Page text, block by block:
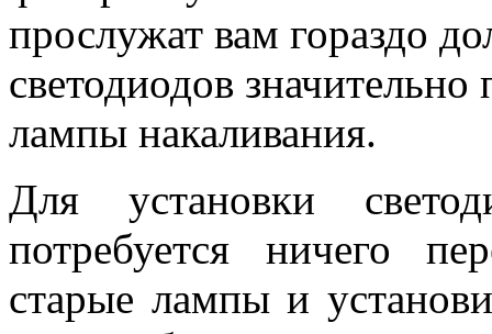
прослужат вам гораздо
светодиодов
лампы накаливания.
Для установки
потребуется ничего
старые лампы и